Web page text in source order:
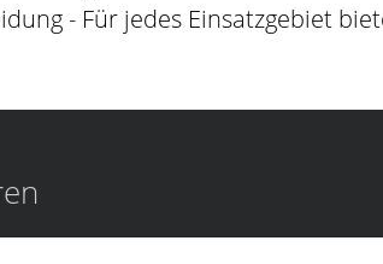
- Für jedes Einsatzgebiet